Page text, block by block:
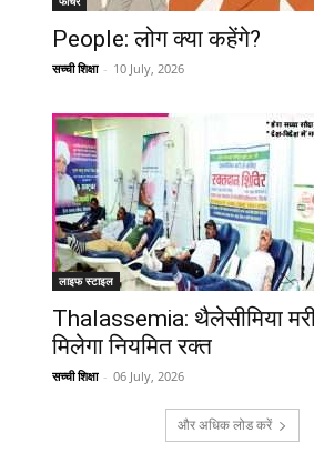
Telegram Copy
People: लोग क्या कहेंगे?
सच्ची शिक्षा - 10 July, 2026
लाइफ स्टाइल
Thalassemia: थैलेसीमिया
मिलेगा नियमित रक्त
सच्ची शिक्षा - 06 July, 2026
और अधिक लोड करें